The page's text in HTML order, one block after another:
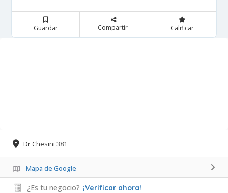
Guardar Compartir Calificar
Dr Chesini 381
Mapa de Google
¿Es tu negocio? ¡Verificar ahora!